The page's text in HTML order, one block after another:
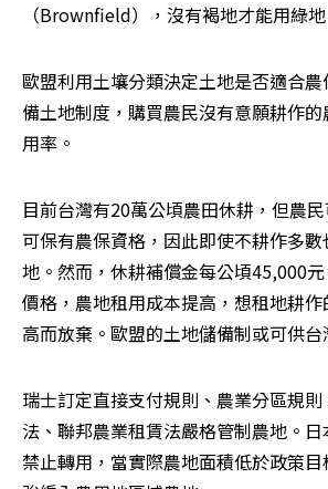
（Brownfield），沒有褐地才能用綠地
歐盟利用土壤分類決定土地是否適合
備土地制度，購買農民沒有意願耕作
用率。
目前台灣有20萬公頃農田休耕，但農
可保有農保資格，因此即使不耕作多
地。然而，休耕補償金每公頃45,000
價格，農地租用成本提高，想租地耕
高而放棄。歐盟的土地儲備制或可供台
瑞士訂定直接支付規則、農業分區規
法、聯邦農業租賃法嚴格管制農地。
禁止轉用，當實際農地面積低於政策